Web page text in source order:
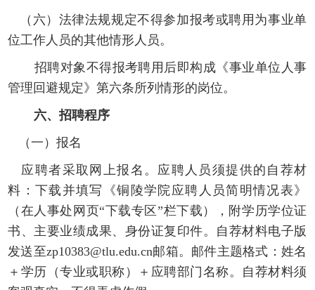
（六）法律法规规定不得参加报考或聘用为事业单
位工作人员的其他情形人员。
招聘对象不得报考聘用后即构成《事业单位人事
管理回避规定》第六条所列情形的岗位。
六、招聘程序
（一）报名
应聘者采取网上报名。应聘人员须提供的自荐材
料：下载并填写《铜陵学院应聘人员简明情况表》
（在人事处网页“下载专区”栏下载），附学历学位证
书、 主要业绩成果、身份证复印件。自荐材料电子版
发送至zp10383@tlu.edu.cn邮箱。邮件主题格式：姓名
＋学历（专业或职称）＋应聘部门名称。自荐材料须